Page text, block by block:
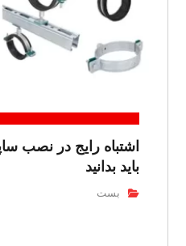
اشتباه رایج در نصب
باید بدانید
بست